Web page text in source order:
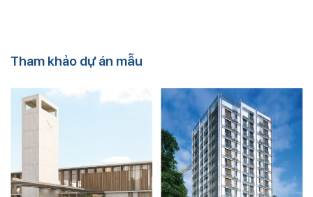
Tham khảo dự án mẫu